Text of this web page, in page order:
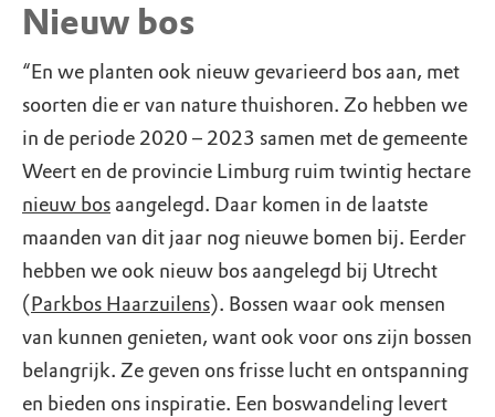
Nieuw bos
“En we planten ook nieuw gevarieerd bos aan, met
soorten die er van nature thuishoren. Zo hebben we
in de periode 2020 – 2023 samen met de gemeente
Weert en de provincie Limburg ruim twintig hectare
nieuw bos aangelegd. Daar komen in de laatste
maanden van dit jaar nog nieuwe bomen bij. Eerder
hebben we ook nieuw bos aangelegd bij Utrecht
(Parkbos Haarzuilens). Bossen waar ook mensen
van kunnen genieten, want ook voor ons zijn bossen
belangrijk. Ze geven ons frisse lucht en ontspanning
en bieden ons inspiratie. Een boswandeling levert